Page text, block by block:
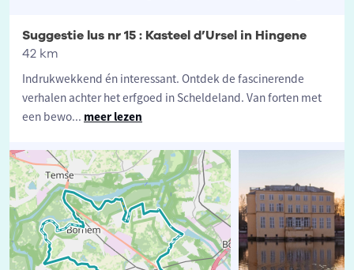
Suggestie lus nr 15 : Kasteel d’Ursel in Hingene
42 km
Indrukwekkend én interessant. Ontdek de fascinerende
verhalen achter het erfgoed in Scheldeland. Van forten met
een bewo... meer lezen